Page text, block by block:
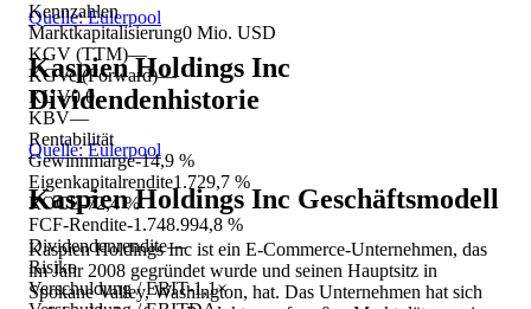
Kennzahlen
Marktkapitalisierung0 Mio. USD
KGV (TTM)—
KGVe (Forward)—
KUV0,0
KBV—
Rentabilität
Gewinnmarge-14,9 %
Eigenkapitalrendite1.729,7 %
ROCE-72,4 %
FCF-Rendite-1.748.994,8 %
Dividendenrendite—
Risiko
Verschuldung / EBIT-1,1×
Quelle: Eulerpool
Kaspien Holdings Inc
Dividendenhistorie
Quelle: Eulerpool
Kaspien Holdings Inc Geschäftsmodell
Kaspien Holdings Inc ist ein E-Commerce-Unternehmen, das
im Jahr 2008 gegründet wurde und seinen Hauptsitz in
Spokane Valley, Washington, hat. Das Unternehmen hat sich